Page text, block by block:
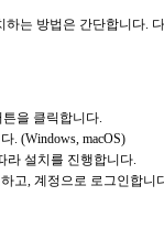
는 방법은 간단합니다.
을 클릭합니다.
. (Windows, macOS)
라 설치를 진행합니다.
고, 계정으로 로그인합니